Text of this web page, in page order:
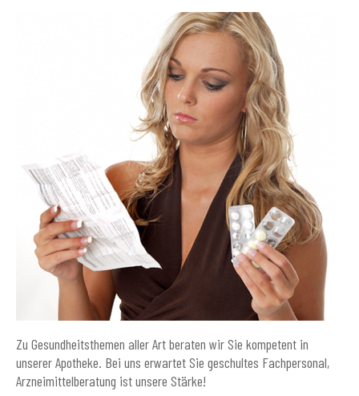
Zu Gesundheitsthemen aller Art beraten wir Sie kompetent in
unserer Apotheke. Bei uns erwartet Sie geschultes Fachpersonal,
Arzneimittelberatung ist unsere Stärke!